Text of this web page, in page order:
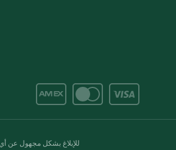
للإبلاغ بشكل مجهول عن أي